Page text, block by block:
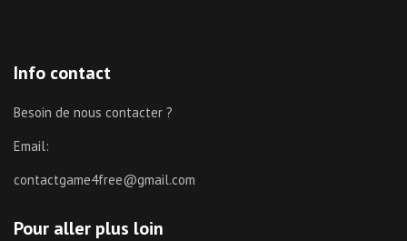
Info contact
Besoin de nous contacter ?
Email:
contactgame4free@gmail.com
Pour aller plus loin